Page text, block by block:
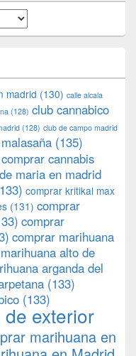
madrid (130) calle alcala
(128) club cannabico
(128) club de campo madrid
(135)
comprar cannabis
maria en madrid
comprar kritikal max
(131) comprar
comprar
comprar marihuana
alto de
arganda del
(133)
(133)
exterior
marihuana en